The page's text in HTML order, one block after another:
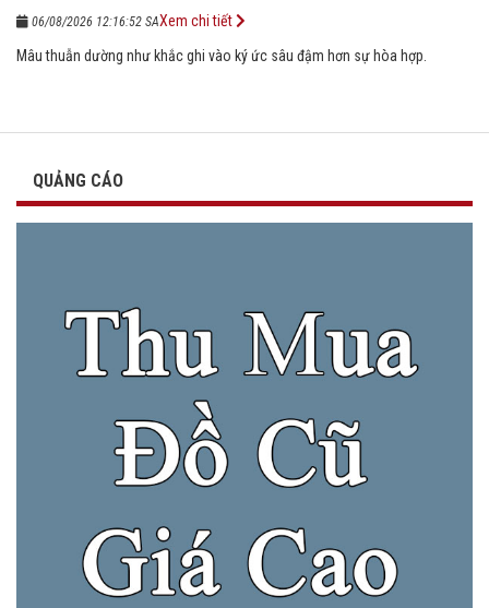
06/08/2026 12:16:52 SA
Mâu thuẫn dường như khắc ghi vào ký ức sâu đậm hơn sự hòa hợp.
Xem chi tiết
QUẢNG CÁO